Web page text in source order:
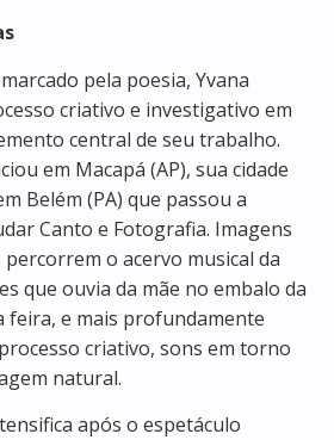
pela poesia, Yvana
criativo e investigativo em
central de seu trabalho.
em Macapá (AP), sua cidade
Belém (PA) que passou a
Canto e Fotografia. Imagens
o acervo musical da
que ouvia da mãe no embalo da
feira, e mais profundamente
criativo, sons em torno
natural.
após o espetáculo